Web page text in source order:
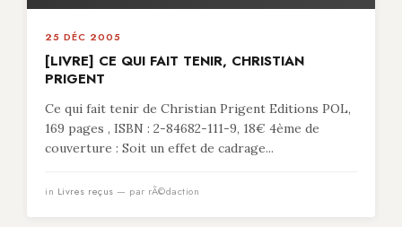
25 DÉC 2005
[LIVRE] CE QUI FAIT TENIR, CHRISTIAN
PRIGENT
Ce qui fait tenir de Christian Prigent Editions POL,
169 pages , ISBN : 2-84682-111-9, 18€ 4ème de
couverture : Soit un effet de cadrage...
in Livres reçus — par rÃ©daction